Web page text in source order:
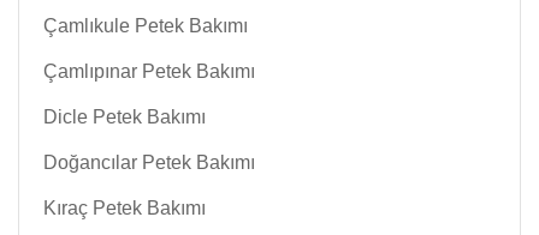
Çamlıkule Petek Bakımı
Çamlıpınar Petek Bakımı
Dicle Petek Bakımı
Doğancılar Petek Bakımı
Kıraç Petek Bakımı